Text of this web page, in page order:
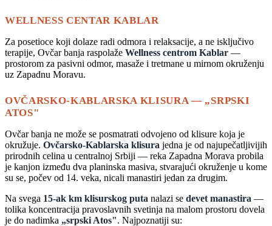
WELLNESS CENTAR KABLAR
Za posetioce koji dolaze radi odmora i relaksacije, a ne isključivo
terapije, Ovčar banja raspolaže Wellness centrom Kablar —
prostorom za pasivni odmor, masaže i tretmane u mirnom okruženju
uz Zapadnu Moravu.
OVČARSKO-KABLARSKA KLISURA — „SRPSKI
ATOS"
Ovčar banja ne može se posmatrati odvojeno od klisure koja je
okružuje. Ovčarsko-Kablarska klisura jedna je od najupečatljivijih
prirodnih celina u centralnoj Srbiji — reka Zapadna Morava probila
je kanjon između dva planinska masiva, stvarajući okruženje u kome
su se, počev od 14. veka, nicali manastiri jedan za drugim.
Na svega 15-ak km klisurskog puta nalazi se devet manastira —
tolika koncentracija pravoslavnih svetinja na malom prostoru dovela
je do nadimka „srpski Atos". Najpoznatiji su: